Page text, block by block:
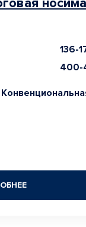
136-
400-